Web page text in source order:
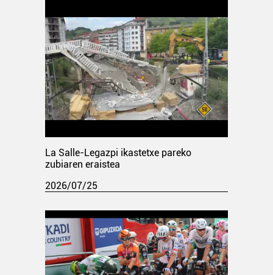
La Salle-Legazpi ikastetxe pareko
zubiaren eraistea
2026/07/25